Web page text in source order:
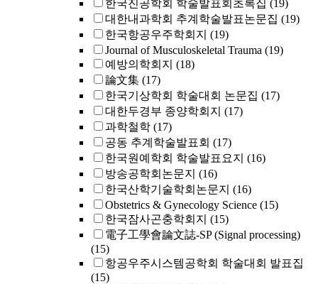
한국진공학회 학술발표회초록집 (19)
대한내과학회 추계학술발표논문집 (19)
한국항공우주학회지 (19)
Journal of Musculoskeletal Trauma (19)
예방의학회지 (18)
論文集 (17)
한국기상학회 학술대회 논문집 (17)
대한두경부 종양학회지 (17)
과학철학 (17)
공동 추계학술발표회 (17)
한국원예학회 학술발표요지 (16)
방송공학회논문지 (16)
한국산학기술학회논문지 (16)
Obstetrics & Gynecology Science (15)
한국잠사곤충학회지 (15)
電子工學會論文誌-SP (Signal processing)
(15)
항공우주시스템공학회 학술대회 발표집
(15)